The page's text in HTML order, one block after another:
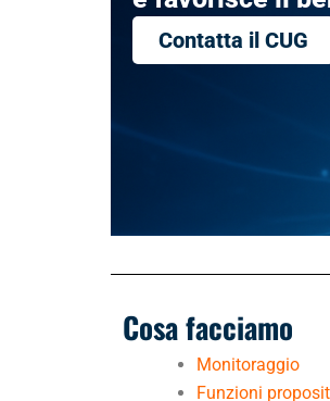
Contatta il CUG
Cosa facciamo
Monitoraggio
Funzioni